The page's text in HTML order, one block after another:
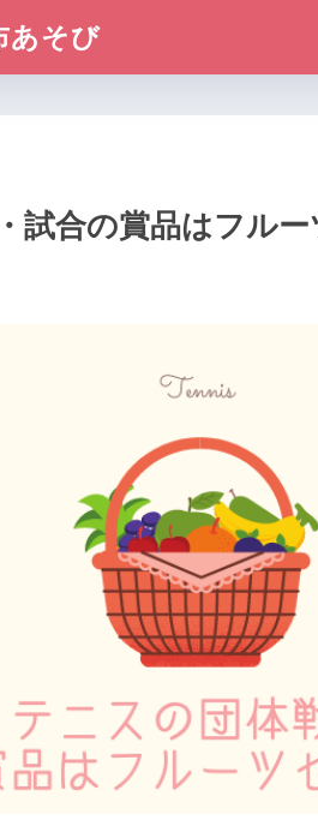
あそび
試合の賞品はフルー